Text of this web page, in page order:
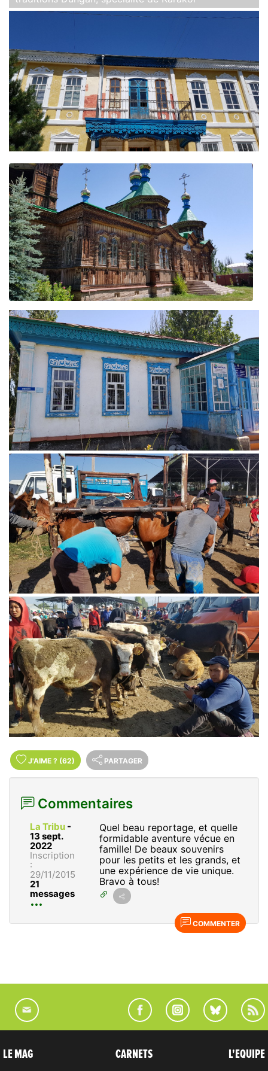
J'AIME ? (62) PARTAGER
Commentaires
La Tribu -
13 sept.
2022
Inscription
:
29/11/2015
21
messages
Quel beau reportage, et quelle
formidable aventure vécue en
famille! De beaux souvenirs
pour les petits et les grands, et
une expérience de vie unique.
Bravo à tous!
COMMENTER
LE MAG CARNETS L'EQUIPE